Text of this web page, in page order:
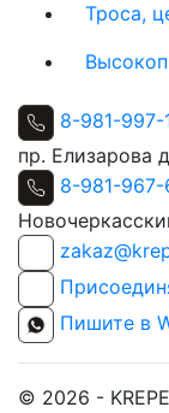
Троса,
8-981-997-
пр. Елизарова
8-981-
Пишите в
© 2026 -